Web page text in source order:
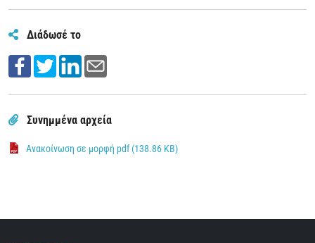
Διάδωσέ το
Συνημμένα αρχεία
Ανακοίνωση σε μορφή pdf (138.86 KB)